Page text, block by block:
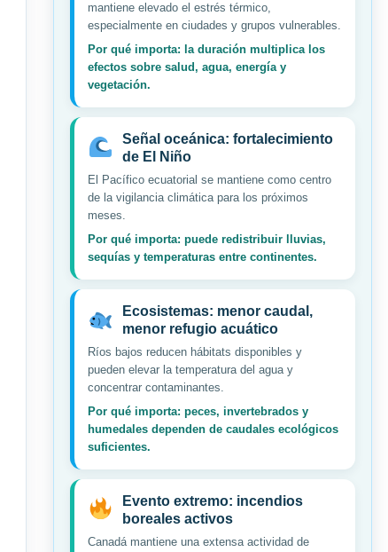
mantiene elevado el estrés térmico,
especialmente en ciudades y grupos vulnerables.
Por qué importa: la duración multiplica los
efectos sobre salud, agua, energía y
vegetación.
Señal oceánica: fortalecimiento
de El Niño
El Pacífico ecuatorial se mantiene como centro
de la vigilancia climática para los próximos
meses.
Por qué importa: puede redistribuir lluvias,
sequías y temperaturas entre continentes.
Ecosistemas: menor caudal,
menor refugio acuático
Ríos bajos reducen hábitats disponibles y
pueden elevar la temperatura del agua y
concentrar contaminantes.
Por qué importa: peces, invertebrados y
humedales dependen de caudales ecológicos
suficientes.
Evento extremo: incendios
boreales activos
Canadá mantiene una extensa actividad de